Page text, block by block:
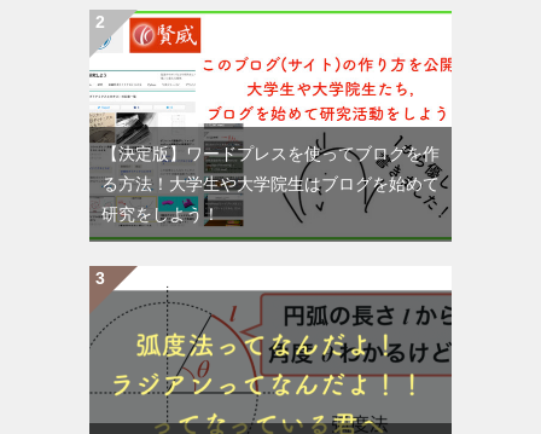
【決定版】ワードプレスを使ってブログを作
る方法！大学生や大学院生はブログを始めて
研究をしよう！